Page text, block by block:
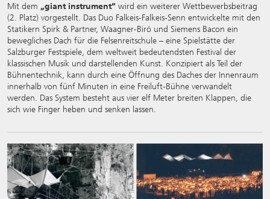
Mit dem „giant instrument“ wird ein weiterer Wettbewerbsbeitrag
(2. Platz) vorgestellt. Das Duo Falkeis-Falkeis-Senn entwickelte mit den
Statikern Spirk & Partner, Waagner-Biró und Siemens Bacon ein
bewegliches Dach für die Felsenreitschule – eine Spielstätte der
Salzburger Festspiele, dem weltweit bedeutendsten Festival der
klassischen Musik und darstellenden Kunst. Konzipiert als Teil der
Bühnentechnik, kann durch eine Öffnung des Daches der Innenraum
innerhalb von fünf Minuten in eine Freiluft-Bühne verwandelt
werden. Das System besteht aus vier elf Meter breiten Klappen, die
sich wie Finger heben und senken lassen.